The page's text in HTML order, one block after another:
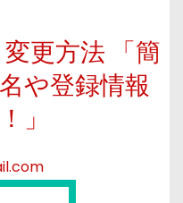
更方法 「簡
や登録情報
」